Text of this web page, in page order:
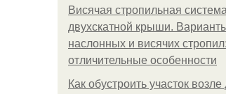
Висячая стропильная система
двухскатной крыши.
наслонных и висячих стропил:
отличительные особенности
Как обустроить участок